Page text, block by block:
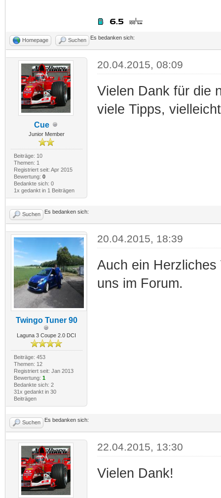
Homepage Suchen Es bedanken sich:
Cue
Junior Member
Beiträge: 10
Themen: 1
Registriert seit: Apr 2015
Bewertung: 0
Bedankte sich: 0
1x gedankt in 1 Beiträgen
20.04.2015, 08:09
Vielen Dank für die
viele Tipps,
Suchen Es bedanken sich:
Twingo Tuner 90
Laguna 3 Coupe 2.0 DCI
Beiträge: 453
Themen: 12
Registriert seit: Jan 2013
Bewertung: 1
Bedankte sich: 2
31x gedankt in 30
Beiträgen
20.04.2015, 18:39
Auch ein
uns im Forum.
Suchen Es bedanken sich:
22.04.2015, 13:30
Vielen Dank!